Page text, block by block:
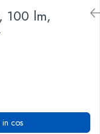
100 lm,
cos